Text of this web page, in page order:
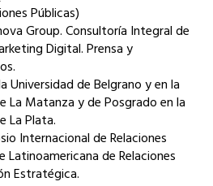
Públicas)
Group. Consultoría Integral de
Digital. Prensa y
Universidad de Belgrano y en la
La Matanza y de Posgrado en la
La Plata.
Internacional de Relaciones
Latinoamericana de Relaciones
Estratégica.